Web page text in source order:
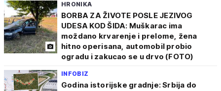
HRONIKA
BORBA ZA ŽIVOTE POSLE JEZIVOG
UDESA KOD ŠIDA: Muškarac ima
moždano krvarenje i prelome, žena
hitno operisana, automobil probio
ogradu i zakucao se u drvo (FOTO)
INFOBIZ
Godina istorijske gradnje: Srbija do